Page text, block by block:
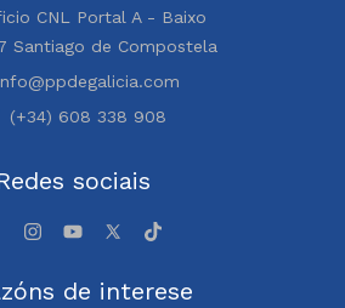
CNL Portal A - Baixo
Santiago de Compostela
(+34) 608 338 908
sociais
de interese